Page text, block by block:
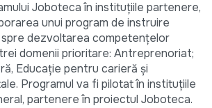
Joboteca în instituțiile partenere,
unui program de instruire
dezvoltarea competențelor
domenii prioritare: Antreprenoriat;
Educație pentru carieră și
Programul va fi pilotat în instituțiile
partenere în proiectul Joboteca.